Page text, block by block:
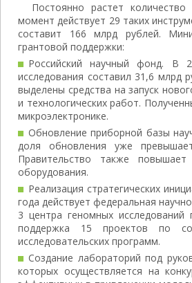
Постоянно растет
момент действует 29 таких
составит 166 млрд рублей.
грантовой поддержки:
Российский научный фонд. В
исследования составил 31,6 млрд
выделены средства на запуск
и технологических работ.
микроэлектронике.
Обновление приборной базы
доля обновления уже
Правительство также повышает
оборудования.
Реализация стратегических
года действует федеральная
3 центра геномных
поддержка 15 проектов по
исследовательских программ.
Создание лабораторий под
которых осуществляется на